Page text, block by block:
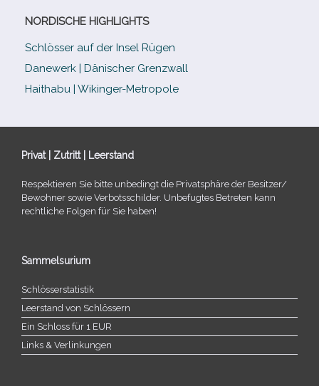
NORDISCHE HIGHLIGHTS
Schlösser auf der Insel Rügen
Danewerk | Dänischer Grenzwall
Haithabu | Wikinger-Metropole
Privat | Zutritt | Leerstand
Respektieren Sie bitte unbe­dingt die Privatsphäre der Besitzer/​
Bewohner sowie Verbotsschilder. Unbefugtes Betreten kann
recht­li­che Folgen für Sie haben!
Sammelsurium
Schlösserstatistik
Leerstand von Schlössern
Ein Schloss für 1 EUR
Links & Verlinkungen